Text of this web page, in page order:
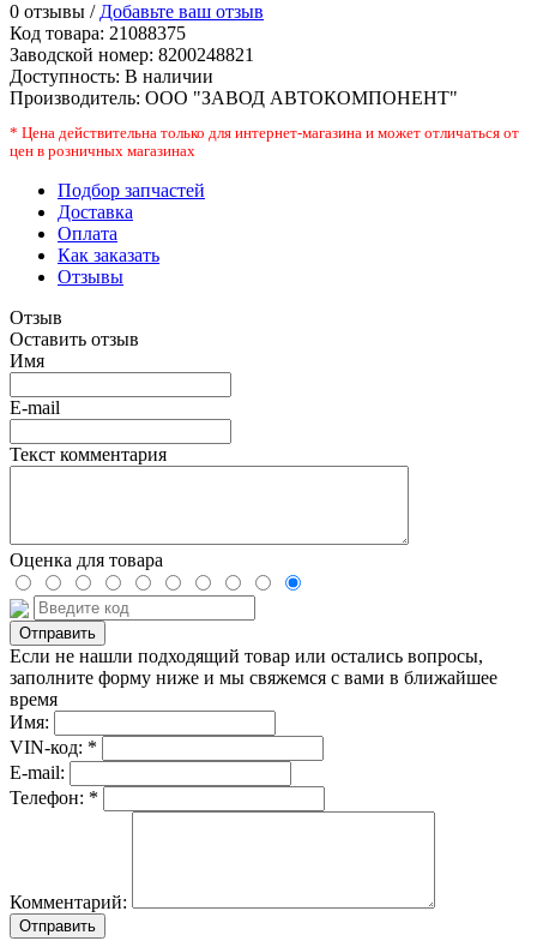
0 отзывы / Добавьте ваш отзыв
Код товара: 21088375
Заводской номер: 8200248821
Доступность: В наличии
Производитель: ООО "ЗАВОД АВТОКОМПОНЕНТ"
* Цена действительна только для интернет-магазина и может отличаться от
цен в розничных магазинах
Подбор запчастей
Доставка
Оплата
Как заказать
Отзывы
Отзыв
Оставить отзыв
Имя
E-mail
Текст комментария
Оценка для товара
Если не нашли подходящий товар или остались вопросы,
заполните форму ниже и мы свяжемся с вами в ближайшее
время
Имя:
VIN-код: *
E-mail:
Телефон: *
Комментарий:
Отправить